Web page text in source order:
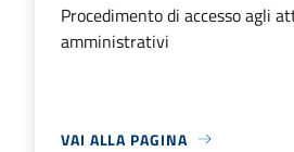
Procedimento di accesso agli
amministrativi
VAI ALLA PAGINA